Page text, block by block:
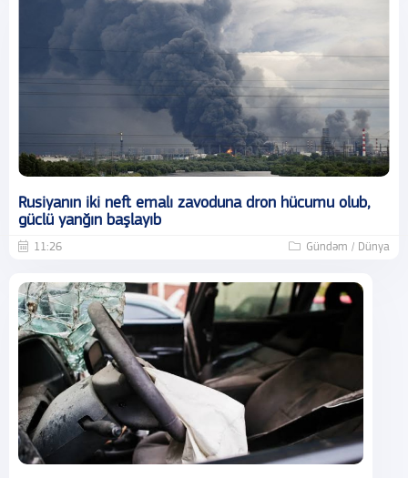
Rusiyanın iki neft emalı zavoduna dron hücumu olub,
güclü yanğın başlayıb
11:26 Gündəm / Dünya